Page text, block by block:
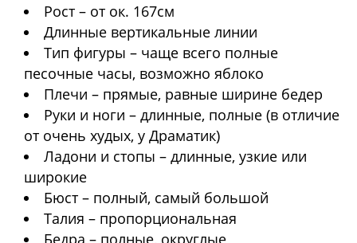
Рост – от ок. 167см
Длинные вертикальные линии
Тип фигуры – чаще всего полные
песочные часы, возможно яблоко
Плечи – прямые, равные ширине бедер
Руки и ноги – длинные, полные (в отличие
от очень худых, у Драматик)
Ладони и стопы – длинные, узкие или
широкие
Бюст – полный, самый большой
Талия – пропорциональная
Бедра – полные, округлые